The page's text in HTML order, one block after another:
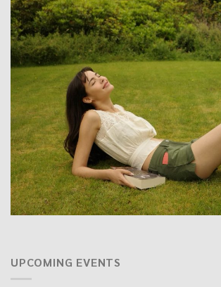
UPCOMING EVENTS